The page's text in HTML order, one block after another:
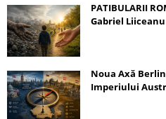
PATIBULARII
Gabriel
Noua Axă
Imperiului